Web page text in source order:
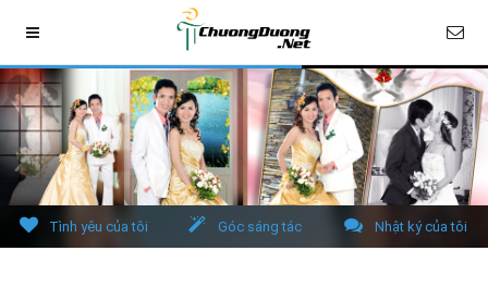
Tình yêu của tôi Góc sáng tác Nhật ký của tôi